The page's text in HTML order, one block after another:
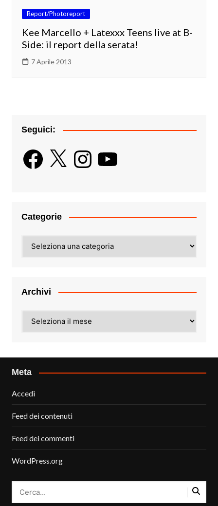
Report/Photoreport
Kee Marcello + Latexxx Teens live at B-
Side: il report della serata!
7 Aprile 2013
Seguici:
Facebook
X InstagramYouTube
Categorie
Archivi
Meta
Accedi
Feed dei contenuti
Feed dei commenti
WordPress.org